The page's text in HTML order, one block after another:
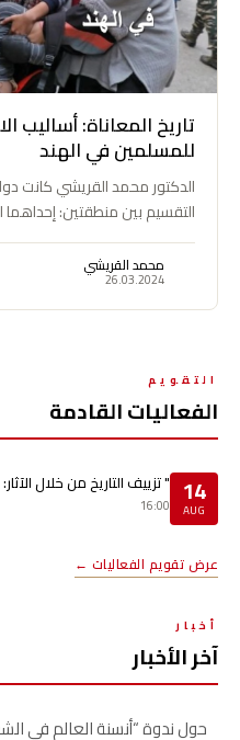
تاريخ المعاناة: أساليب
للمسلمين في الهند
الدكتور محمد القريشي كانت
التقسيم بين منطقتين:
دمهم وعِرضهم وممتلكاتهم
محمد القريشي
26.03.2024
التقويم
الفعاليات القادمة
14
AUG
" تزييف التاريخ من خلال
16:00
عرض تقويم الفعاليات ←
أخبار
آخر الأخبار
حول ندوة “أنسنة العالم في